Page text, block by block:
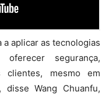
a aplicar as tecnologias
segurança,
clientes, mesmo em
disse Wang Chuanfu,